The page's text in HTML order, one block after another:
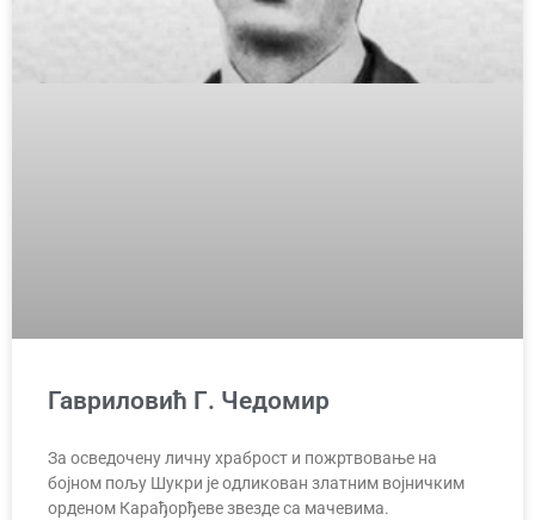
Гавриловић Г. Чедомир
За осведочену личну храброст и пожртвовање на
бојном пољу Шукри је одликован златним војничким
орденом Карађорђеве звезде са мачевима.